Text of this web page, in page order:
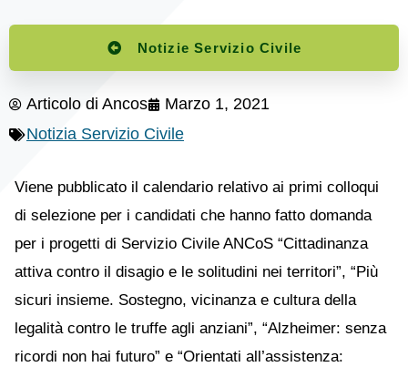
Notizie Servizio Civile
Articolo di Ancos
Marzo 1, 2021
Notizia Servizio Civile
Viene pubblicato il calendario relativo ai primi colloqui
di selezione per i candidati che hanno fatto domanda
per i progetti di Servizio Civile ANCoS “Cittadinanza
attiva contro il disagio e le solitudini nei territori”, “Più
sicuri insieme. Sostegno, vicinanza e cultura della
legalità contro le truffe agli anziani”, “Alzheimer: senza
ricordi non hai futuro” e “Orientati all’assistenza: